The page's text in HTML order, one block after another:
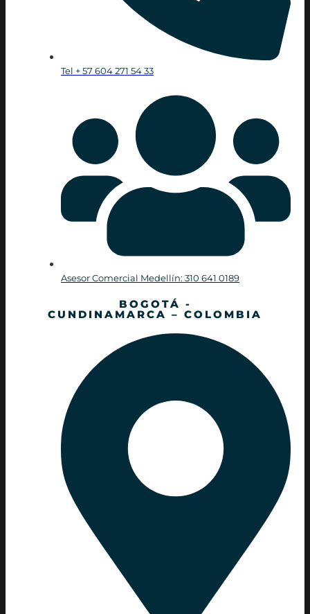
Tel + 57 604 271 54 33
Asesor Comercial Medellín: 310 641 0189
BOGOTÁ -
CUNDINAMARCA – COLOMBIA